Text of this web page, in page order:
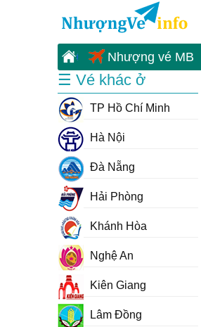
Nhượng vé MB
☰ Vé khác ở
TP Hồ Chí Minh
Hà Nội
Đà Nẵng
Hải Phòng
Khánh Hòa
Nghệ An
Kiên Giang
Lâm Đồng